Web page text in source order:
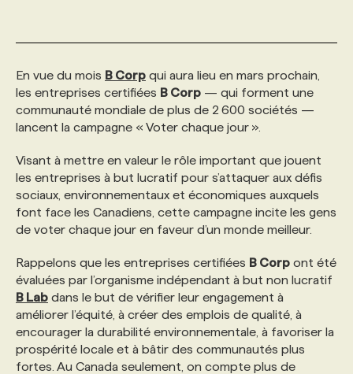
PRIX ET DISTINCTIONS
TENDANCES
GEO/SEO
ÉVÉNEMENTIEL
NOS AUTEUR‧RICES
FAQ
ANNONCEZ AVEC NOUS
FORMATIONS PERSONNALISÉES
NOS FORMATEUR‧RICES
POURQUOI CHOISIR NOS FORMATIONS
PROGRAMMES DE SUBVENTIONS
FAQ
NOS TARIFS
NOS EXPERTISES
FAQ
En vue du mois B Corp qui aura lieu en mars prochain,
les entreprises certifiées B Corp — qui forment une
communauté mondiale de plus de 2 600 sociétés —
lancent la campagne « Voter chaque jour ».
Visant à mettre en valeur le rôle important que jouent
les entreprises à but lucratif pour s’attaquer aux défis
sociaux, environnementaux et économiques auxquels
font face les Canadiens, cette campagne incite les gens
de voter chaque jour en faveur d’un monde meilleur.
Rappelons que les entreprises certifiées B Corp ont été
évaluées par l’organisme indépendant à but non lucratif
B Lab dans le but de vérifier leur engagement à
améliorer l’équité, à créer des emplois de qualité, à
encourager la durabilité environnementale, à favoriser la
prospérité locale et à bâtir des communautés plus
fortes. Au Canada seulement, on compte plus de